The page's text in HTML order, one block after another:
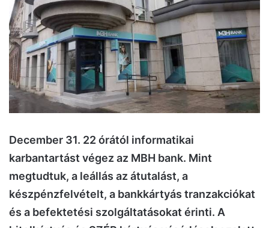
December 31. 22 órától informatikai
karbantartást végez az MBH bank. Mint
megtudtuk, a leállás az átutalást, a
készpénzfelvételt, a bankkártyás tranzakciókat
és a befektetési szolgáltatásokat érinti. A